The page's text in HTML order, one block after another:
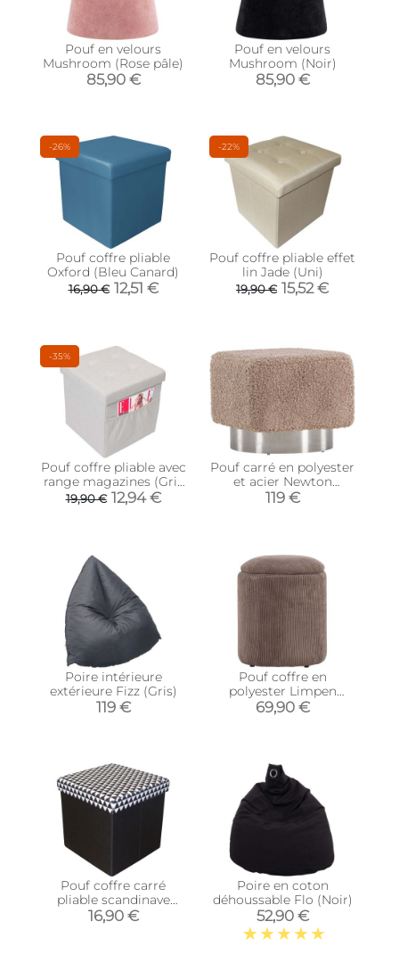
Pouf en velours
Mushroom (Rose pâle)
85,90 €
Pouf en velours
Mushroom (Noir)
85,90 €
-26%
Pouf coffre pliable
Oxford (Bleu Canard)
16,90 € 12,51 €
-22%
Pouf coffre pliable effet
lin Jade (Uni)
19,90 € 15,52 €
-35%
Pouf coffre pliable avec
range magazines (Gris
blanc)
19,90 € 12,94 €
Pouf carré en polyester
et acier Newton
(Marron)
119 €
Poire intérieure
extérieure Fizz (Gris)
119 €
Pouf coffre en
polyester Limpen
(Velours marron)
69,90 €
Pouf coffre carré
pliable scandinave
(Noir)
16,90 €
Poire en coton
déhoussable Flo (Noir)
52,90 €